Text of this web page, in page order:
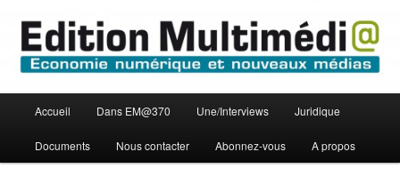
contenu
principal
contenu
secondaire
Edition Multimédi@
principal
Accueil Dans EM@370 Une/Interviews Juridique
Documents Nous contacter Abonnez-vous A propos